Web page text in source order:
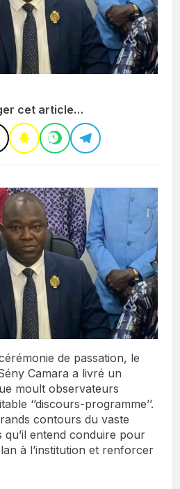
cet article…
de passation, le
Camara a livré un
moult observateurs
‘’discours-programme’’.
contours du vaste
entend conduire pour
à l’institution et renforcer